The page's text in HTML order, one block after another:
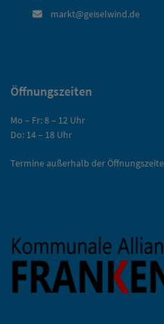
markt@geiselwind.de
Öffnungszeiten
Mo – Fr: 8 – 12 Uhr
Do: 14 – 18 Uhr
Termine außerhalb der